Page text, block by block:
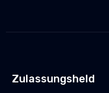
Zulassungsheld